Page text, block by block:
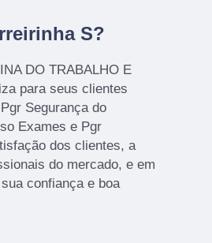
S?
DO TRABALHO E
para seus clientes
Segurança do
Exames e Pgr
dos clientes, a
do mercado, e em
confiança e boa